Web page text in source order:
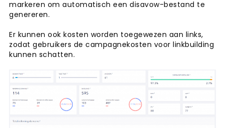
markeren om automatisch een disavow-bestand te
genereren.
Er kunnen ook kosten worden toegewezen aan links,
zodat gebruikers de campagnekosten voor linkbuilding
kunnen schatten.